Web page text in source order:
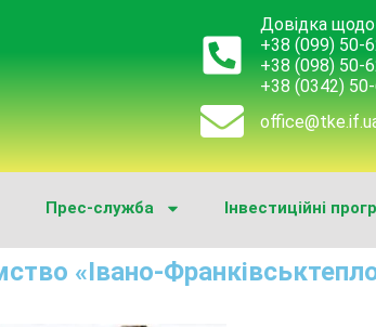
Довідка щодо
+38 (099) 50-
+38 (098) 50-
+38 (0342)
Прес-служба Інвестиційні
«Івано-